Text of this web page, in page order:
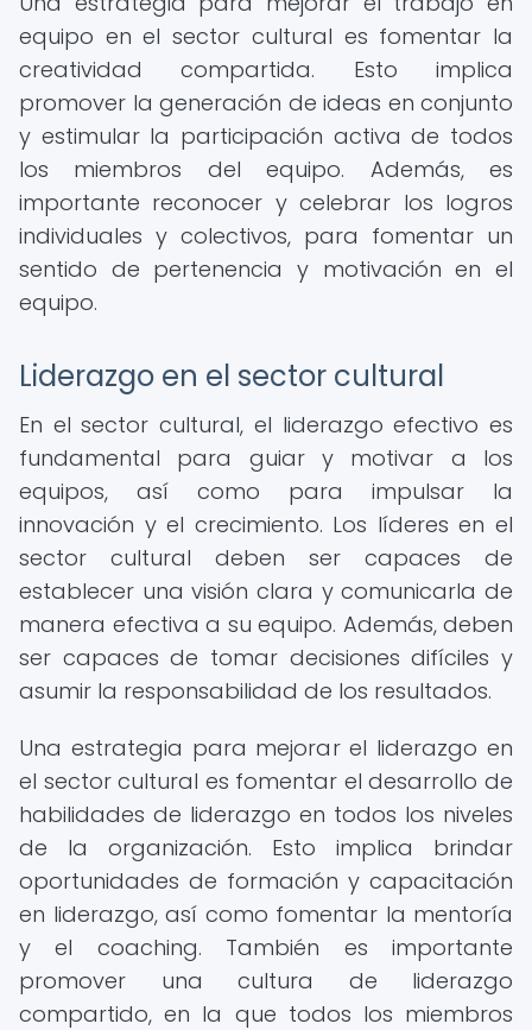
equipo en el sector cultural es fomentar la
creatividad compartida. Esto implica
promover la generación de ideas en conjunto
y estimular la participación activa de todos
los miembros del equipo. Además, es
importante reconocer y celebrar los logros
individuales y colectivos, para fomentar un
sentido de pertenencia y motivación en el
equipo.
Liderazgo en el sector cultural
En el sector cultural, el liderazgo efectivo es
fundamental para guiar y motivar a los
equipos, así como para impulsar la
innovación y el crecimiento. Los líderes en el
sector cultural deben ser capaces de
establecer una visión clara y comunicarla de
manera efectiva a su equipo. Además, deben
ser capaces de tomar decisiones difíciles y
asumir la responsabilidad de los resultados.
Una estrategia para mejorar el liderazgo en
el sector cultural es fomentar el desarrollo de
habilidades de liderazgo en todos los niveles
de la organización. Esto implica brindar
oportunidades de formación y capacitación
en liderazgo, así como fomentar la mentoría
y el coaching. También es importante
promover una cultura de liderazgo
compartido, en la que todos los miembros